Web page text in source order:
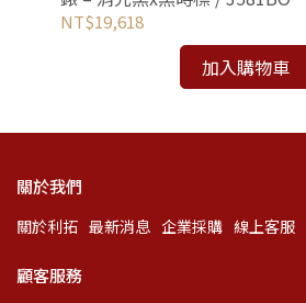
NT$19,618
加入購物車
關於我們
關於利拓 最新消息 企業採購 線上客服
顧客服務